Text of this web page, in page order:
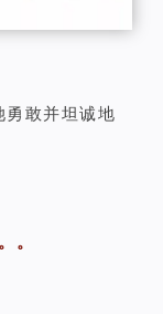
敢并坦诚地
。